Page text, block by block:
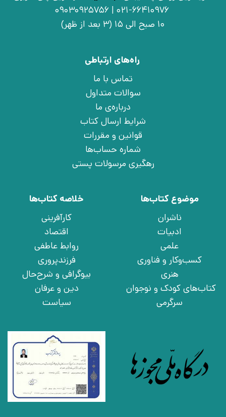
021-66410976 | 09030925756
10 صبح الی 15 (3 بعد از ظهر)
راه‌های ارتباطی
تماس با ما
سوالات متداول
درباره‌ی ما
شرایط ارسال کتاب
قوانین و مقررات
شماره حساب‌ها
رهگیری مرسولات پستی
موضوع کتاب‌ها
ناشران
ادبیات
علمی
کسب‌وکار و فناوری
هنری
کتاب‌های کودک و نوجوان
سرگرمی
خلاصه کتاب‌ها
کارآفرینی
اقتصاد
روابط عاطفی
فرزندپروری
بیوگرافی و شرح‌حال
دین و عرفان
سیاست